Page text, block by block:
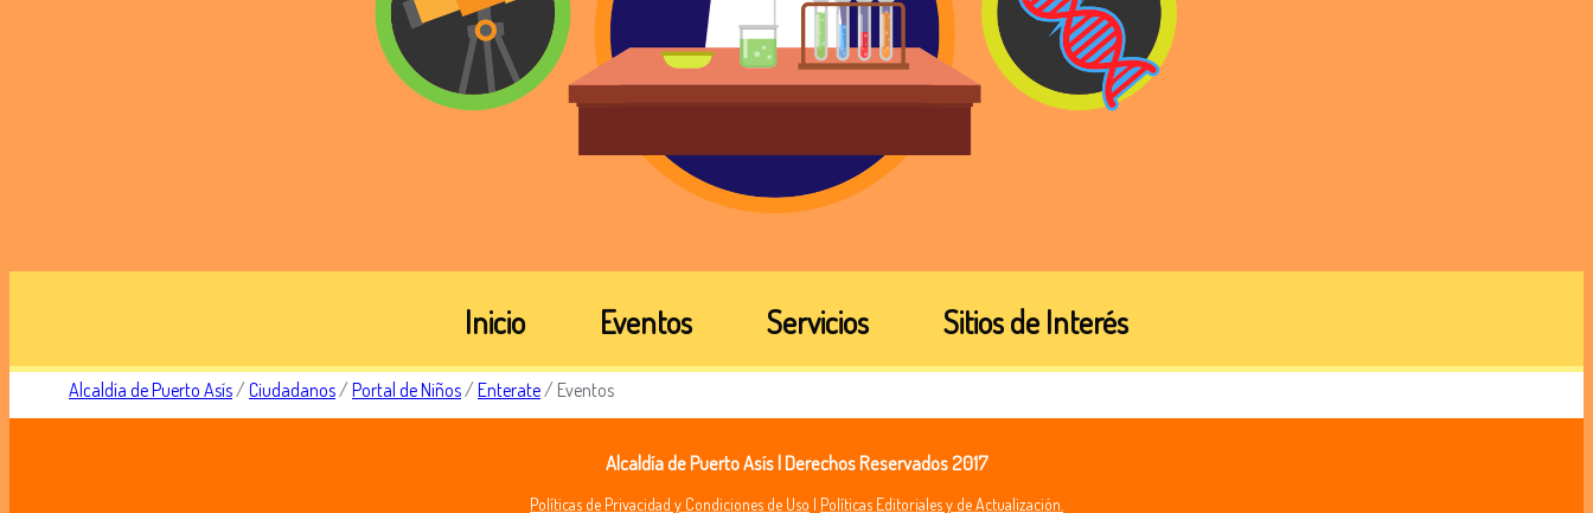
Inicio Eventos Servicios Sitios de Interés
Alcaldía de Puerto Asís/ Ciudadanos/ Portal de Niños/ Enterate/ Eventos
Alcaldía de Puerto Asís | Derechos Reservados 2017
Políticas de Privacidad y Condiciones de Uso | Políticas Editoriales y de Actualización.